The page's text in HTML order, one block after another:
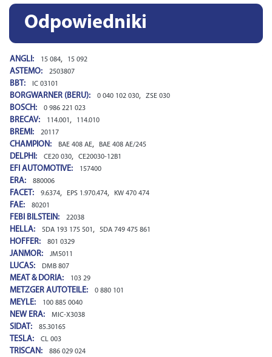
Odpowiedniki
ANGLI: 15 084, 15 092
ASTEMO: 2503807
BBT: IC 03101
BORGWARNER (BERU): 0 040 102 030, ZSE 030
BOSCH: 0 986 221 023
BRECAV: 114.001, 114.010
BREMI: 20117
CHAMPION: BAE 408 AE, BAE 408 AE/245
DELPHI: CE20 030, CE20030-12B1
EFI AUTOMOTIVE: 157400
ERA: 880006
FACET: 9.6374, EPS 1.970.474, KW 470 474
FAE: 80201
FEBI BILSTEIN: 22038
HELLA: 5DA 193 175 501, 5DA 749 475 861
HOFFER: 801 0329
JANMOR: JM5011
LUCAS: DMB 807
MEAT & DORIA: 103 29
METZGER AUTOTEILE: 0 880 101
MEYLE: 100 885 0040
NEW ERA: MIC-X3038
SIDAT: 85.30165
TESLA: CL 003
TRISCAN: 886 029 024